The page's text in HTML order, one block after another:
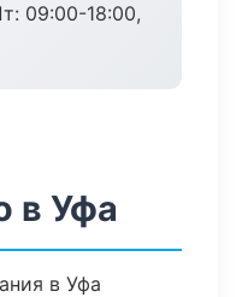
09:00-18:00,
в Уфа
в Уфа